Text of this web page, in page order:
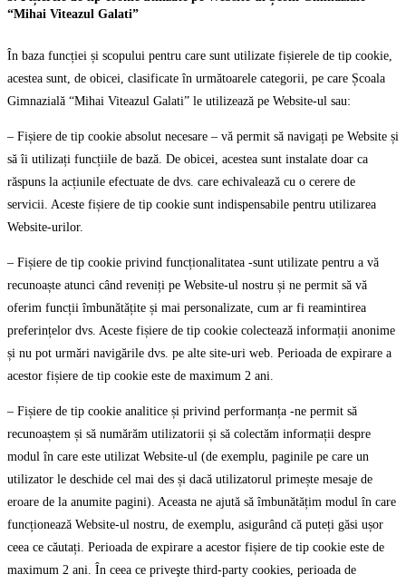
“Mihai Viteazul Galati”
În baza funcției și scopului pentru care sunt utilizate fișierele de tip cookie,
acestea sunt, de obicei, clasificate în următoarele categorii, pe care Școala
Gimnazială “Mihai Viteazul Galati” le utilizează pe Website-ul sau:
– Fișiere de tip cookie absolut necesare – vă permit să navigați pe Website și
să îi utilizați funcțiile de bază. De obicei, acestea sunt instalate doar ca
răspuns la acțiunile efectuate de dvs. care echivalează cu o cerere de
servicii. Aceste fișiere de tip cookie sunt indispensabile pentru utilizarea
Website-urilor.
– Fișiere de tip cookie privind funcționalitatea -sunt utilizate pentru a vă
recunoaște atunci când reveniți pe Website-ul nostru și ne permit să vă
oferim funcții îmbunătățite și mai personalizate, cum ar fi reamintirea
preferințelor dvs. Aceste fișiere de tip cookie colectează informații anonime
și nu pot urmări navigările dvs. pe alte site-uri web. Perioada de expirare a
acestor fișiere de tip cookie este de maximum 2 ani.
– Fișiere de tip cookie analitice și privind performanța -ne permit să
recunoaștem și să numărăm utilizatorii și să colectăm informații despre
modul în care este utilizat Website-ul (de exemplu, paginile pe care un
utilizator le deschide cel mai des și dacă utilizatorul primește mesaje de
eroare de la anumite pagini). Aceasta ne ajută să îmbunătățim modul în care
funcționează Website-ul nostru, de exemplu, asigurând că puteți găsi ușor
ceea ce căutați. Perioada de expirare a acestor fișiere de tip cookie este de
maximum 2 ani. În ceea ce priveşte third-party cookies, perioada de